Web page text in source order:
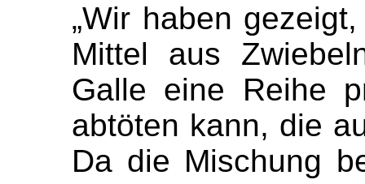
„Wir haben
Mittel aus
Galle eine Reihe
abtöten kann, die
Da die Mischung